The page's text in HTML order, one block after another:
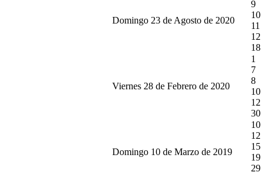
Domingo 23 de Agosto de 2020
9
10
11
12
18
Viernes 28 de Febrero de 2020
1
7
8
10
12
30
Domingo 10 de Marzo de 2019
10
12
15
19
29